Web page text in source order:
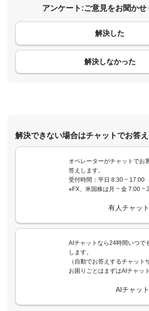
アンケート:ご意見をお聞かせ
解決した
解決しなかった
コメント
解決できない場合はチャットでお答え
オペレーターがチャットでお
答えします。
受付時間：平日 8:30 ~ 17:00
※FX、米国株は月 ~ 金 7:00 ~
有人チャッ
AIチャットなら24時間いつで
します。
（自動でお答えするチャット
お困りごとはまずはAIチャッ
AIチャッ